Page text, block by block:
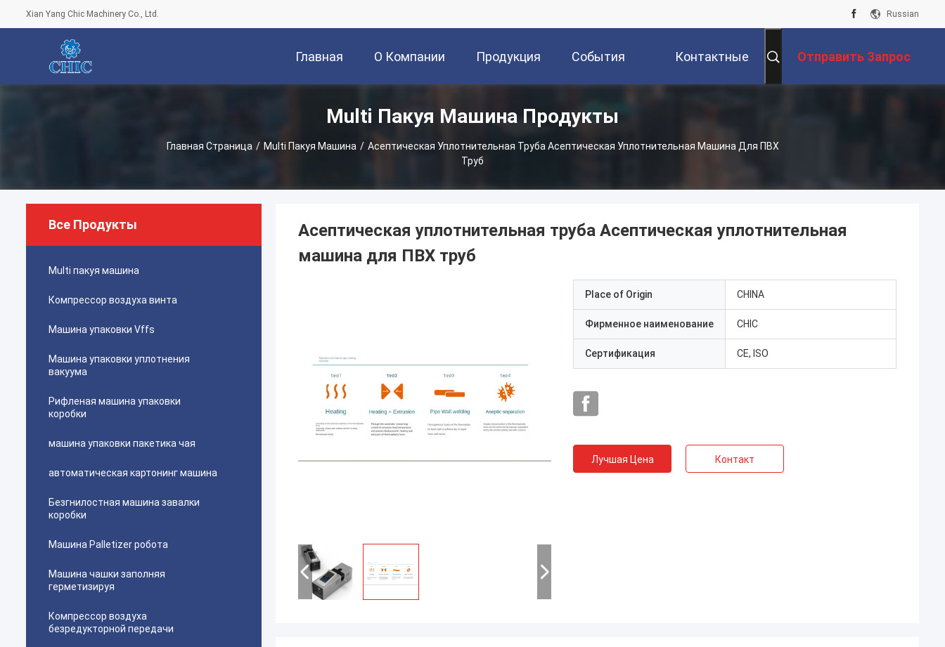
Xian Yang Chic Machinery Co., Ltd. Russian
Главная
Страница
О Компании Продукция События Контактные Отправить Запрос
Multi Пакуя Машина Продукты
Главная Страница / Multi Пакуя Машина / Асептическая Уплотнительная Труба Асептическая Уплотнительная Машина Для ПВХ
Труб
Все Продукты
Multi пакуя машина
Компрессор воздуха винта
Машина упаковки Vffs
Машина упаковки уплотнения
вакуума
Рифленая машина упаковки
коробки
машина упаковки пакетика чая
автоматическая картонинг машина
Безгнилостная машина завалки
коробки
Машина Palletizer робота
Машина чашки заполняя
герметизируя
Компрессор воздуха
безредукторной передачи
Асептическая уплотнительная труба Асептическая уплотнительная
машина для ПВХ труб
Place of Origin CHINA
Фирменное наименование CHIC
Сертификация CE, ISO
Лучшая Цена Контакт